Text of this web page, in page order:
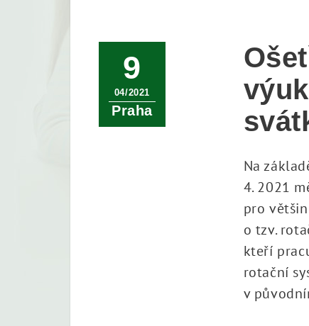
9
04/2021
Praha
Na
4. 2021
pro
o tzv.
kteří
rotační
v